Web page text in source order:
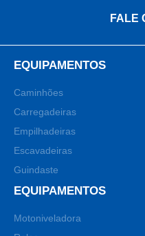
FALE
EQUIPAMENTOS
Caminhões
Carregadeiras
Empilhadeiras
Escavadeiras
Guindaste
EQUIPAMENTOS
Motoniveladora